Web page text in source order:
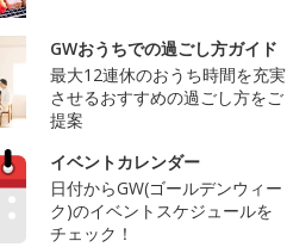
GWおうちでの過ごし方ガイド
最大12連休のおうち時間を充実
させるおすすめの過ごし方をご
提案
イベントカレンダー
日付からGW(ゴールデンウィー
ク)のイベントスケジュールを
チェック！